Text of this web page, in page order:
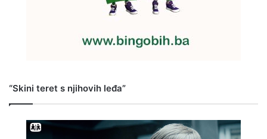
“Skini teret s njihovih leđa”